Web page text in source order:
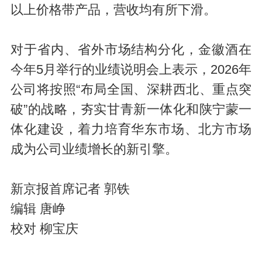
以上价格带产品，营收均有所下滑。
对于省内、省外市场结构分化，金徽酒在
今年5月举行的业绩说明会上表示，2026年
公司将按照“布局全国、深耕西北、重点突
破”的战略，夯实甘青新一体化和陕宁蒙一
体化建设，着力培育华东市场、北方市场
成为公司业绩增长的新引擎。
新京报首席记者 郭铁
编辑 唐峥
校对 柳宝庆